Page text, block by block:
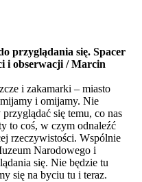
przyglądania się. Spacer
i obserwacji / Marcin
i zakamarki – miasto
mijamy i omijamy. Nie
się temu, co nas
to coś, w czym odnaleźć
rzeczywistości. Wspólnie
Narodowego i
się. Nie będzie tu
się na byciu tu i teraz.